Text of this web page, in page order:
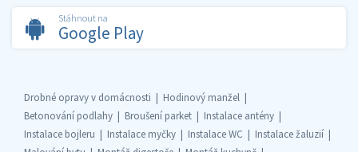
Stáhnout na
Google Play
Drobné opravy v domácnosti
Hodinový manžel
Betonování podlahy
Broušení parket
Instalace antény
Instalace bojleru
Instalace myčky Instalace WC
Instalace žaluzií